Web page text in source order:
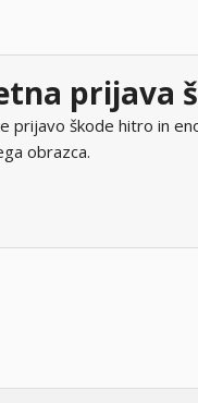
prijava
prijavo škode hitro in
obrazca.